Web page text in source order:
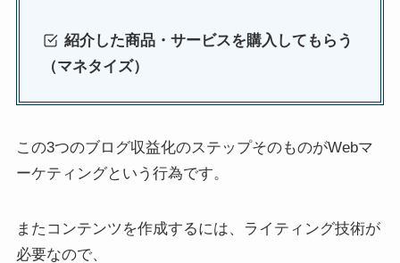
紹介した商品・サービスを購入してもらう
（マネタイズ）
この3つのブログ収益化のステップそのものがWebマ
ーケティングという行為です。
またコンテンツを作成するには、ライティング技術が
必要なので、